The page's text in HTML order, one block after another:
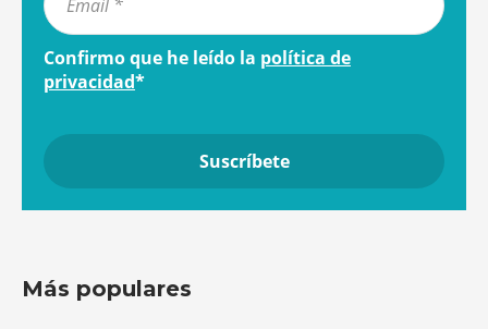
Confirmo que he leído la política de
privacidad*
Más populares